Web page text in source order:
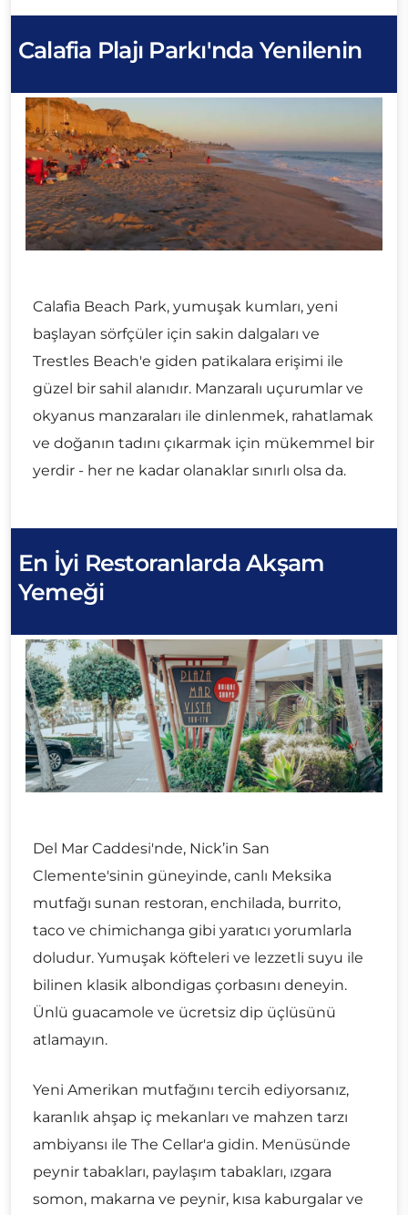
Calafia Plajı Parkı'nda Yenilenin
Calafia Beach Park, yumuşak kumları, yeni
başlayan sörfçüler için sakin dalgaları ve
Trestles Beach'e giden patikalara erişimi ile
güzel bir sahil alanıdır. Manzaralı uçurumlar ve
okyanus manzaraları ile dinlenmek, rahatlamak
ve doğanın tadını çıkarmak için mükemmel bir
yerdir - her ne kadar olanaklar sınırlı olsa da.
En İyi Restoranlarda Akşam
Yemeği
Del Mar Caddesi'nde, Nick’in San
Clemente'sinin güneyinde, canlı Meksika
mutfağı sunan restoran, enchilada, burrito,
taco ve chimichanga gibi yaratıcı yorumlarla
doludur. Yumuşak köfteleri ve lezzetli suyu ile
bilinen klasik albondigas çorbasını deneyin.
Ünlü guacamole ve ücretsiz dip üçlüsünü
atlamayın.
Yeni Amerikan mutfağını tercih ediyorsanız,
karanlık ahşap iç mekanları ve mahzen tarzı
ambiyansı ile The Cellar'a gidin. Menüsünde
peynir tabakları, paylaşım tabakları, ızgara
somon, makarna ve peynir, kısa kaburgalar ve